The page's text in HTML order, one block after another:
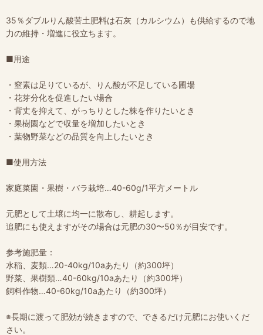
35％ダブルりん酸苦土肥料は石灰（カルシウム）も供給するので地
力の維持・増進に役立ちます。
■用途
・窒素は足りているが、りん酸が不足している圃場
・花芽分化を促進したい場合
・背丈を抑えて、がっちりとした株を作りたいとき
・果樹園などで収量を増加したいとき
・葉物野菜などの品質を向上したいとき
■使用方法
家庭菜園・果樹・バラ栽培…40-60g/1平方メートル
元肥として土壌に均一に散布し、耕起します。
追肥にも使えますがその場合は元肥の30〜50％が目安です。
参考施肥量：
水稲、麦類…20-40kg/10aあたり（約300坪）
野菜、果樹類…40-60kg/10aあたり（約300坪）
飼料作物…40-60kg/10aあたり（約300坪）
※長期に渡って肥効が続きますので、できるだけ元肥にお使いくだ
さい。